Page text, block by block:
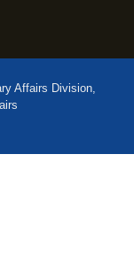
Affairs Division,